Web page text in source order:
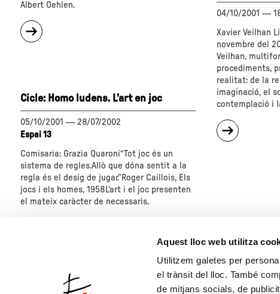
Aquest lloc web utilitza
Utilitzem galetes per
el trànsit del lloc. També
de mitjans socials, de
Albert Oehlen.
Cicle: Homo ludens. L'art en joc
05/10/2001 — 28/07/2002
Espai 13
Comisaria: Grazia Quaroni“Tot joc és un
sistema de regles.Allò que dóna sentit a la
regla és el desig de jugar.”Roger Caillois, Els
jocs i els homes, 1958L'art i el joc presenten
el mateix caràcter de necessaris.
04/10/2001 —
Xavier Veilhan
novembre del
Veilhan,
procediments,
realitat: de la
imaginació, el
contemplació i
"Xavier
1 16